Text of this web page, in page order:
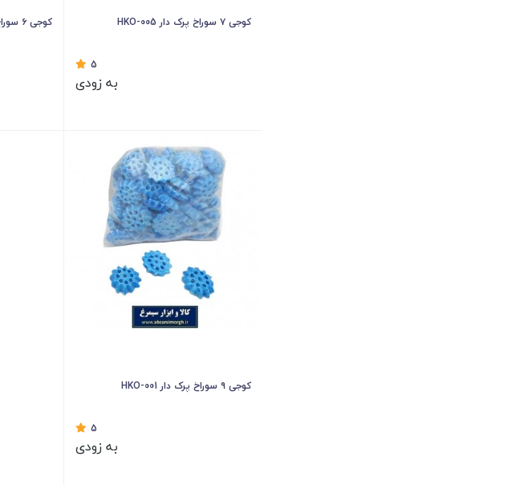
کوجی ۷ سوراخ پرک دار HKO-005
5
به زودی
کوجی ۶ سوراخ پرک دار HKO-004
کوجی ۹ سوراخ پرک دار HKO-001
5
به زودی